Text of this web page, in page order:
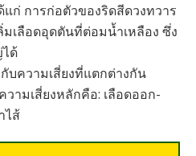
ก่ การก่อตัวของริดสีดวงทวาร
มเลือดอุดตันที่ต่อมน้ำเหลือง ซึ่ง
ด้
บความเสี่ยงที่แตกต่างกัน
ามเสี่ยงหลักคือ: เลือดออก-
ไส้